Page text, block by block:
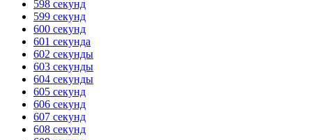
HANDY TIMERS
598 секунд
599 секунд
600 секунд
601 секунда
602 секунды
603 секунды
604 секунды
605 секунд
606 секунд
607 секунд
608 секунд